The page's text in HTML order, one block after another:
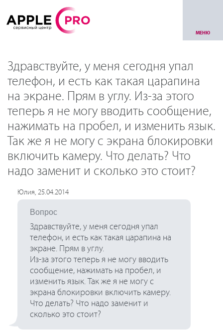
МЕНЮ
Здравствуйте, у меня сегодня упал
телефон, и есть как такая царапина
на экране. Прям в углу. Из-за этого
теперь я не могу вводить сообщение,
нажимать на пробел, и изменить язык.
Так же я не могу с экрана блокировки
включить камеру. Что делать? Что
надо заменит и сколько это стоит?
Юлия, 25.04.2014
Вопрос
Здравствуйте, у меня сегодня упал
телефон, и есть как такая царапина на
экране. Прям в углу.
Из-за этого теперь я не могу вводить
сообщение, нажимать на пробел, и
изменить язык. Так же я не могу с
экрана блокировки включить камеру.
Что делать? Что надо заменит и
сколько это стоит?